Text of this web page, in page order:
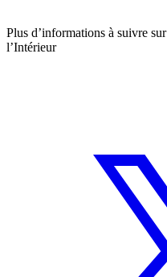
Plus d’informations à suivre
l’Intérieur